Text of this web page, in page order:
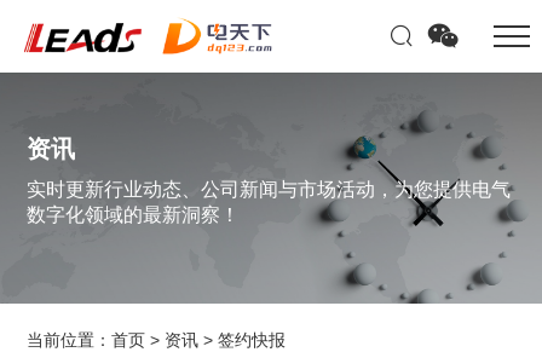
资讯
实时更新行业动态、公司新闻与市场活动，为您提供电气
数字化领域的最新洞察！
当前位置：首页 > 资讯 >签约快报